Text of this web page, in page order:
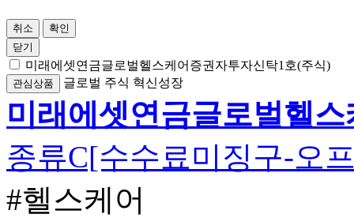
취소
확인
닫기
미래에셋연금글로벌헬스케어증권자투자신탁1호(주식)
관심상품 글로벌 주식 혁신성장
미래에셋연금글로벌헬
종류C[수수료미징구-오
#헬스케어